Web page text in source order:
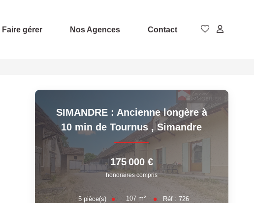
Faire gérer Nos Agences Contact
SIMANDRE : Ancienne longère à
10 min de Tournus ,Simandre
175 000 €
honoraires compris
5 pièce(s) 107 m² Réf : 726